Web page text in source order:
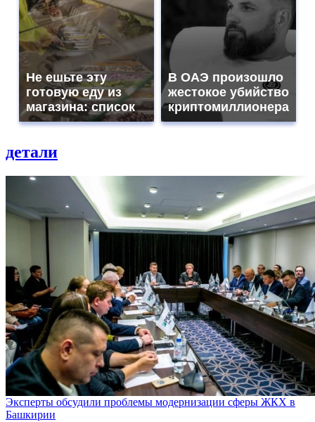
Не ешьте эту
готовую еду из
магазина: список
В ОАЭ произошло
жестокое убийство
криптомиллионера
детали
Эксперты обсудили проблемы модернизации сферы ЖКХ в
Башкирии